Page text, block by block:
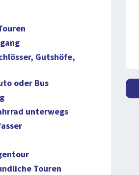
Gutshöfe,
oder Bus
unterwegs
Touren